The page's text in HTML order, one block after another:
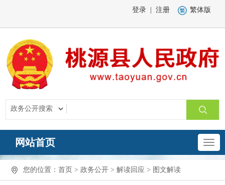
登录 注册 繁体版
网站首页
您的位置： 首页 > 政务公开 > 解读回应 > 图文解读